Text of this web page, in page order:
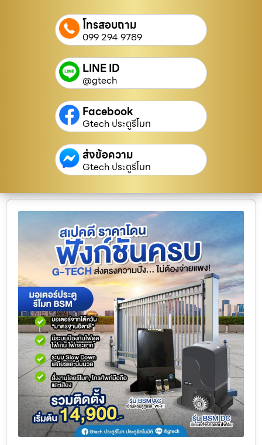
โทรสอบถาม
099 294 9789
LINE ID
@gtech
Facebook
Gtech ประตูรีโมท
ส่งข้อความ
Gtech ประตูรีโมท